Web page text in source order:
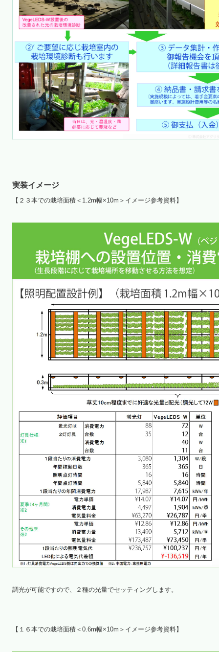
実装イメージ
【２３本での栽培面積＜1.2m幅×10m＞イメージ参考資料】
調光が可能ですので、２種の光量でセッティングします。
【１６本での栽培面積＜0.6m幅×10m＞イメージ参考資料】